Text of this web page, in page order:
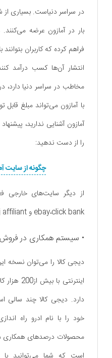
در سراسر دنیاست. بسیاری از
بار در آمازون عرضه
فراهم کرده که کاربران
انتشار آن‌ها کسب درآمد
مخاطب در سراسر دنیا دارد،
با آمازون می‌تواند مبلغ
آمازون آشنایی ندارید،
را از دست ندهید:
چگونه از سایت
از دیگر سایت‌های خارجی
ebay،click bank و cj affiliant اشاره کرد.
• سیستم همکاری در فروش
دیجی کالا را می‌توان نسخه
دارد. دیجی کالا چند
خود را با نام ادرو راه